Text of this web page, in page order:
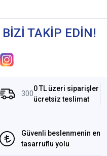
BİZİ TAKİP EDİN!
300
0 TL üzeri siparişler
ücretsiz teslimat
Güvenli beslenmenin en
tasarruflu yolu